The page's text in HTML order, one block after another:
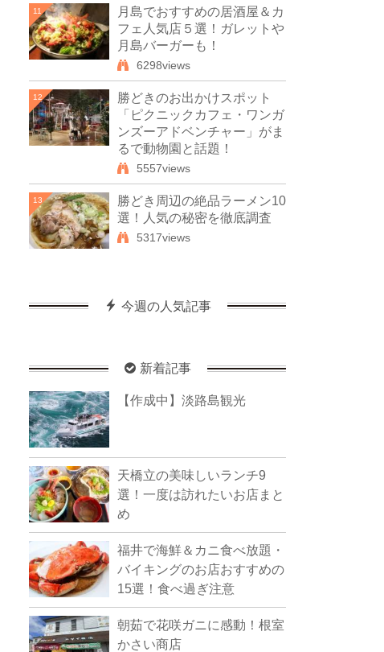
11
月島でおすすめの居酒屋＆カ
フェ人気店５選！ガレットや
月島バーガーも！
6298views
12
勝どきのお出かけスポット
「ピクニックカフェ・ワンガ
ンズーアドベンチャー」がま
るで動物園と話題！
5557views
13
勝どき周辺の絶品ラーメン10
選！人気の秘密を徹底調査
5317views
今週の人気記事
新着記事
【作成中】淡路島観光
天橋立の美味しいランチ9
選！一度は訪れたいお店まと
め
福井で海鮮＆カニ食べ放題・
バイキングのお店おすすめの
15選！食べ過ぎ注意
朝茹で花咲ガニに感動！根室
かさい商店